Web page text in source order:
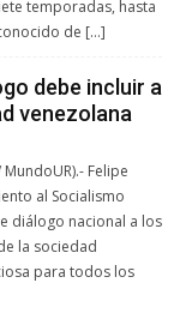
temporadas, hasta
de […]
debe incluir a
venezolana
Felipe
al Socialismo
diálogo nacional a los
la sociedad
para todos los